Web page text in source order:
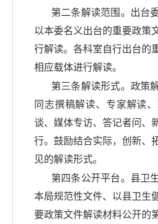
第二条解读范围。出台
以本委名义出台的重要政策
行解读。各科室自行出台的
相应载体进行解读。
第三条解读形式。政策
同志撰稿解读、专家解读
谈、媒体专访、答记者问、
行。鼓励结合实际，创新、
见的解读形式。
第四条公开平台。 县卫
本局规范性文件、以县卫生
要政策文件解读材料公开的